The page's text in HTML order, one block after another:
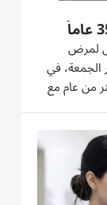
2026 أسوأ تفشٍ لمرض
الجمعة، في
من عام مع
فقط، سُجّلت